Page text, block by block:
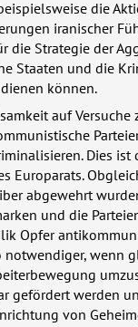
die
iranischer
die Strategie der
Staaten und die
können.
auf Versuche
Dies ist
Europarats.
abgewehrt
und die
Opfer
wenn
gefördert werden
von